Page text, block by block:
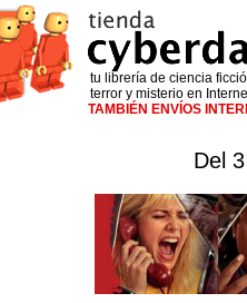
tu librería de ciencia
terror y misterio en
TAMBIÉN ENVÍOS
Del